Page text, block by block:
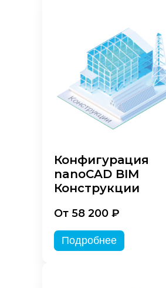
Конфигурация
nanoCAD BIM
Конструкции
От 58 200 ₽
Подробнее